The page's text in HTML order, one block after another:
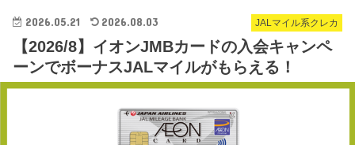
JALマイル系クレカ
2026.05.21 2026.08.03
【2026/8】イオンJMBカードの入会キャンペ
ーンでボーナスJALマイルがもらえる！